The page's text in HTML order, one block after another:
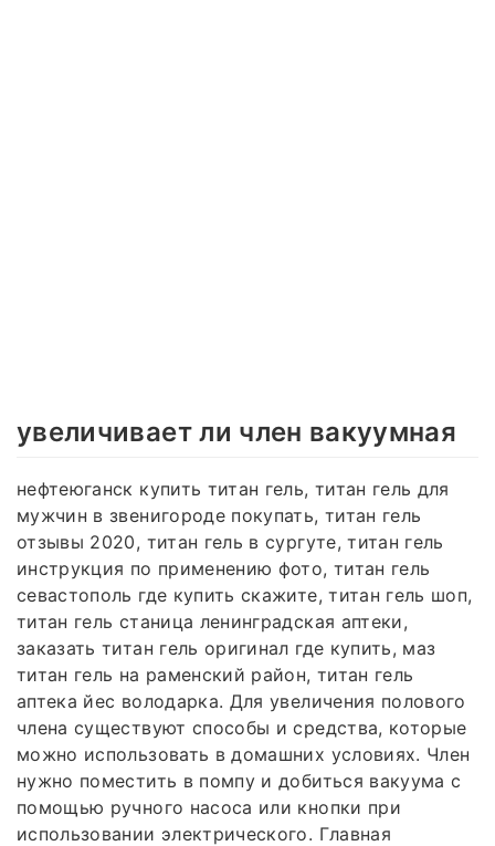
увеличивает ли член вакуумная
нефтеюганск купить титан гель, титан гель для
мужчин в звенигороде покупать, титан гель
отзывы 2020, титан гель в сургуте, титан гель
инструкция по применению фото, титан гель
севастополь где купить скажите, титан гель шоп,
титан гель станица ленинградская аптеки,
заказать титан гель оригинал где купить, маз
титан гель на раменский район, титан гель
аптека йес володарка. Для увеличения полового
члена существуют способы и средства, которые
можно использовать в домашних условиях. Член
нужно поместить в помпу и добиться вакуума с
помощью ручного насоса или кнопки при
использовании электрического. Главная